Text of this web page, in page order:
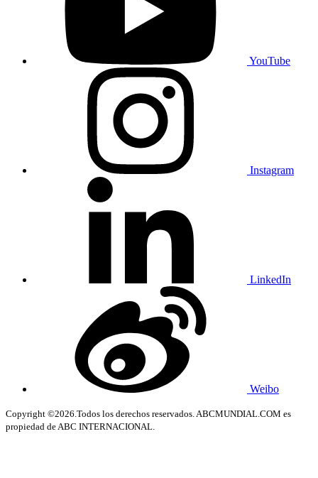
YouTube
Instagram
LinkedIn
Weibo
Copyright ©2026.Todos los derechos reservados. ABCMUNDIAL.COM es
propiedad de ABC INTERNACIONAL.